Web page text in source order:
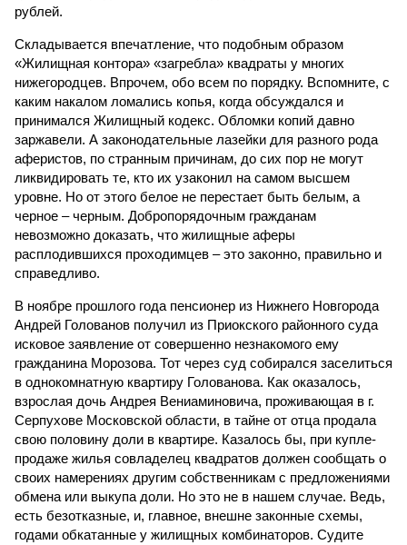
рублей.
Складывается впечатление, что подобным образом
«Жилищная контора» «загребла» квадраты у многих
нижегородцев. Впрочем, обо всем по порядку. Вспомните, с
каким накалом ломались копья, когда обсуждался и
принимался Жилищный кодекс. Обломки копий давно
заржавели. А законодательные лазейки для разного рода
аферистов, по странным причинам, до сих пор не могут
ликвидировать те, кто их узаконил на самом высшем
уровне. Но от этого белое не перестает быть белым, а
черное – черным. Добропорядочным гражданам
невозможно доказать, что жилищные аферы
расплодившихся проходимцев – это законно, правильно и
справедливо.
В ноябре прошлого года пенсионер из Нижнего Новгорода
Андрей Голованов получил из Приокского районного суда
исковое заявление от совершенно незнакомого ему
гражданина Морозова. Тот через суд собирался заселиться
в однокомнатную квартиру Голованова. Как оказалось,
взрослая дочь Андрея Вениаминовича, проживающая в г.
Серпухове Московской области, в тайне от отца продала
свою половину доли в квартире. Казалось бы, при купле-
продаже жилья совладелец квадратов должен сообщать о
своих намерениях другим собственникам с предложениями
обмена или выкупа доли. Но это не в нашем случае. Ведь,
есть безотказные, и, главное, внешне законные схемы,
годами обкатанные у жилищных комбинаторов. Судите